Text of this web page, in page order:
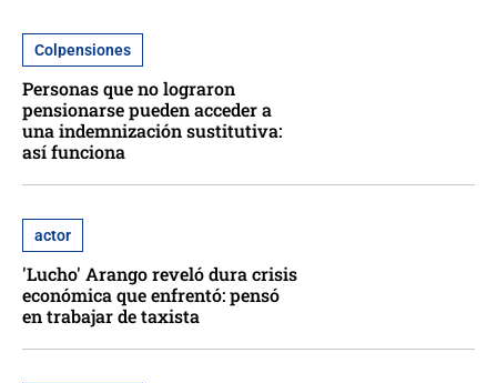
Colpensiones
Personas que no lograron
pensionarse pueden acceder a
una indemnización sustitutiva:
así funciona
actor
'Lucho' Arango reveló dura crisis
económica que enfrentó: pensó
en trabajar de taxista